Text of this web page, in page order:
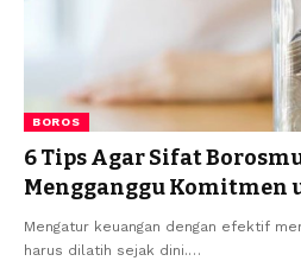
BOROS
6 Tips Agar Sifat
Mengganggu Komitmen
Mengatur keuangan dengan efektif
harus dilatih sejak dini.…